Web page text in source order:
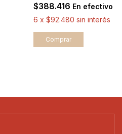
$388.416 En efectivo
6 x $92.480 sin interés
Comprar